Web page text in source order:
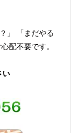
」 「まだやる
配不要です。
い